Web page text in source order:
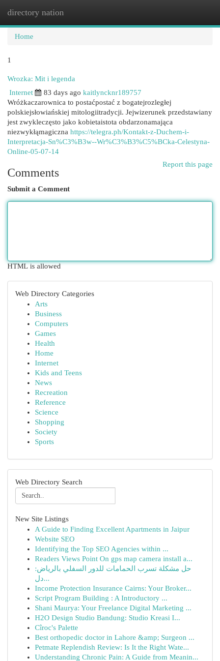
directory nation
Home
1
Wrozka: Mit i legenda
Internet
83 days ago kaitlyncknr189757
Wróżkaczarownica to postaćpostać z bogatejrozległej
polskiejsłowiańskiej mitologiitradycji. Jejwizerunek przedstawiany
jest zwykleczęsto jako kobietaistota obdarzonamająca
niezwykłąmagiczna https://telegra.ph/Kontakt-z-Duchem-i-
Interpretacja-Sn%C3%B3w--Wr%C3%B3%C5%BCka-Celestyna-
Online-05-07-14
Report this page
Comments
Submit a Comment
HTML is allowed
Web Directory Categories
Arts
Business
Computers
Games
Health
Home
Internet
Kids and Teens
News
Recreation
Reference
Science
Shopping
Society
Sports
Web Directory Search
New Site Listings
A Guide to Finding Excellent Apartments in Jaipur
Website SEO
Identifying the Top SEO Agencies within ...
Readers Views Point On gps map camera install a...
حل مشكلة تسرب الحمامات للدور السفلي بالرياض:
دل...
Income Protection Insurance Cairns: Your Broker...
Script Program Building : A Introductory ...
Shani Maurya: Your Freelance Digital Marketing ...
H2O Design Studio Bandung: Studio Kreasi I...
Cîroc's Palette
Best orthopedic doctor in Lahore &amp; Surgeon ...
Petmate Replendish Review: Is It the Right Wate...
Understanding Chronic Pain: A Guide from Meanin...